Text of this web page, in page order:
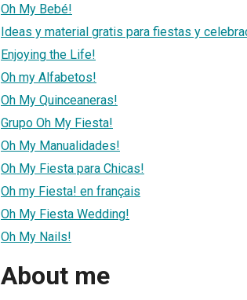
Oh My Bebé!
Ideas y material gratis para fiestas y
Enjoying the Life!
Oh my Alfabetos!
Oh My Quinceaneras!
Grupo Oh My Fiesta!
Oh My Manualidades!
Oh My Fiesta para Chicas!
Oh my Fiesta! en français
Oh My Fiesta Wedding!
Oh My Nails!
About me